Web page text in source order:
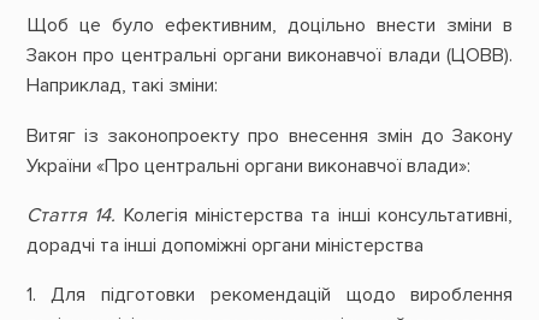
Щоб це було ефективним, доцільно внести зміни в
Закон про центральні органи виконавчої влади (ЦОВВ).
Наприклад, такі зміни:
Витяг із законопроекту про внесення змін до Закону
України «Про центральні органи виконавчої влади»:
Стаття 14. Колегія міністерства та інші консультативні,
дорадчі та інші допоміжні органи міністерства
1. Для підготовки рекомендацій щодо вироблення